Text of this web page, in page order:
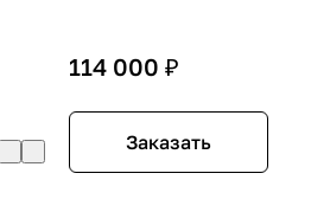
114 000 ₽
Заказать